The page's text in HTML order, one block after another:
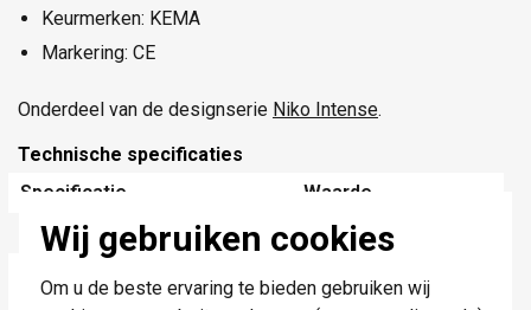
Wij gebruiken cookies
Om u de beste ervaring te bieden gebruiken wij
Keurmerken: KEMA
Markering: CE
Onderdeel van de designserie Niko Intense.
Technische specificaties
Specificatie
Waarde
Kleur
Wit
(mm)